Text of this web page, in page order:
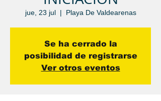
jue, 23 jul
  |
Playa De Valdearenas
Se ha cerrado la
posibilidad de registrarse
Ver otros eventos